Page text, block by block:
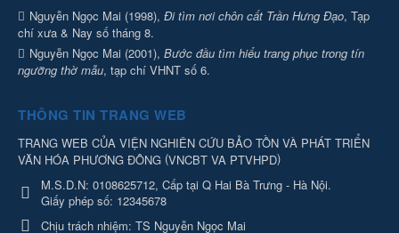
Nguyễn Ngọc Mai (1998), Đi tìm nơi chôn cất Trần Hưng Đạo, Tạp
chí xưa & Nay số tháng 8.
Nguyễn Ngọc Mai (2001), Bước đầu tìm hiểu trang phục trong tín
ngưỡng thờ mẫu, tạp chí VHNT số 6.
THÔNG TIN TRANG WEB
TRANG WEB CỦA VIỆN NGHIÊN CỨU BẢO TỒN VÀ PHÁT TRIỂN
VĂN HÓA PHƯƠNG ĐÔNG (VNCBT VA PTVHPD)
M.S.D.N: 0108625712, Cấp tại Q Hai Bà Trưng - Hà Nội.
Giấy phép số: 12345678
Chịu trách nhiệm: TS Nguyễn Ngọc Mai